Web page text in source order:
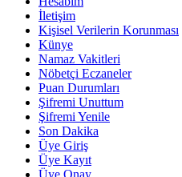
İletişim
Kişisel Verilerin Korunması
Künye
Namaz Vakitleri
Nöbetçi Eczaneler
Puan Durumları
Şifremi Unuttum
Şifremi Yenile
Son Dakika
Üye Giriş
Üye Kayıt
Üye Onay